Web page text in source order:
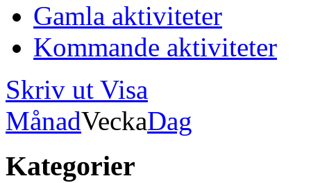
Gamla aktiviteter
Kommande aktiviteter
Skriv ut Visa
MånadVeckaDag
Kategorier